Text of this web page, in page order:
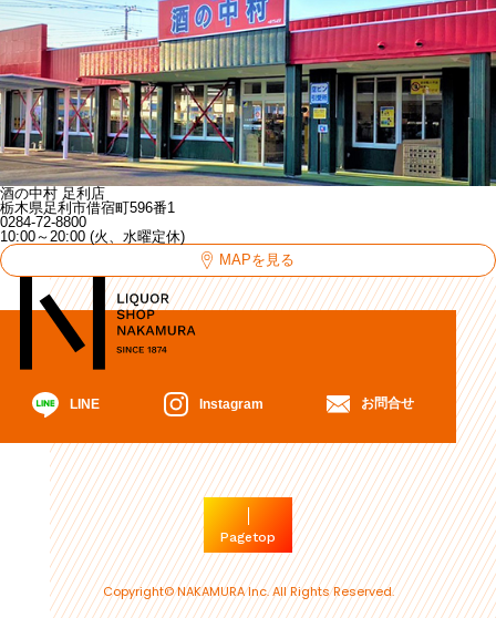
酒の中村 足利店
栃木県足利市借宿町596番1
0284-72-8800
10:00～20:00 (火、水曜定休)
MAPを見る
LINE Instagram お問合せ
Pagetop
Copyright© NAKAMURA Inc. All Rights Reserved.